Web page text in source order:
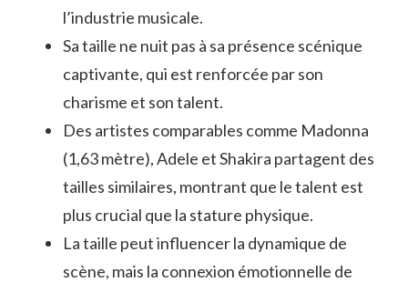
l’industrie musicale.
Sa taille ne nuit pas à sa présence scénique
captivante, qui est renforcée par son
charisme et son talent.
Des artistes comparables comme Madonna
(1,63 mètre), Adele et Shakira partagent des
tailles similaires, montrant que le talent est
plus crucial que la stature physique.
La taille peut influencer la dynamique de
scène, mais la connexion émotionnelle de